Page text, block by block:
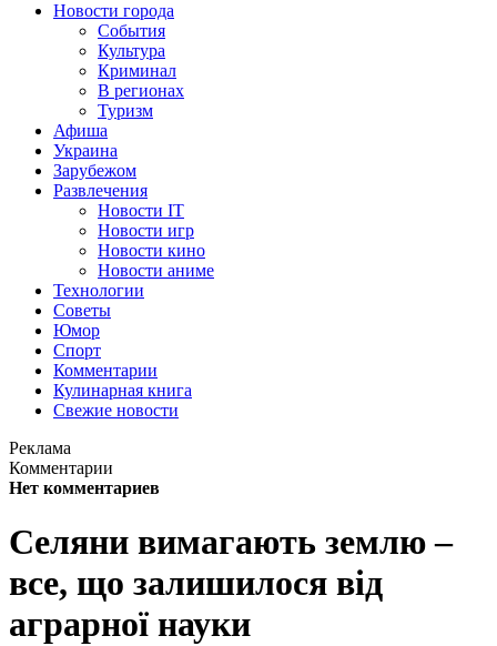
Новости города
События
Культура
Криминал
В регионах
Туризм
Афиша
Украина
Зарубежом
Развлечения
Новости IT
Новости игр
Новости кино
Новости аниме
Технологии
Советы
Юмор
Спорт
Комментарии
Кулинарная книга
Свежие новости
Реклама
Комментарии
Нет комментариев
Селяни вимагають землю –
все, що залишилося від
аграрної науки